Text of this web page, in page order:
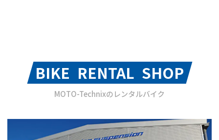
BIKE RENTAL SHOP
MOTO-Technixのレンタルバイク